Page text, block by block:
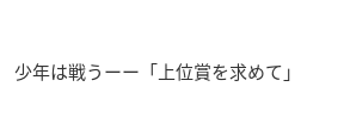
少年は戦うーー「上位賞を求めて」